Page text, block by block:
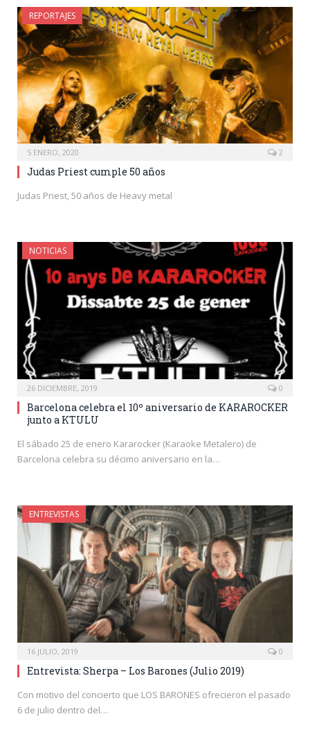
REPORTAJES
5 ENERO, 2020 2
Judas Priest cumple 50 años
Judas Priest, 50 años de Heavy metal
NOTICIAS
26 DICIEMBRE, 2019 0
Barcelona celebra el 10º aniversario de KARAROCKER
junto a KTULU
El sábado 25 de enero Kararocker (Karaoke Metalero) de
Barcelona celebra su décimo aniversario en la…
ENTREVISTAS
16 JULIO, 2019 0
Entrevista: Sherpa – Los Barones (Julio 2019)
Con motivo del concierto que LOS BARONES ofrecieron el pasado
6 de julio dentro del…